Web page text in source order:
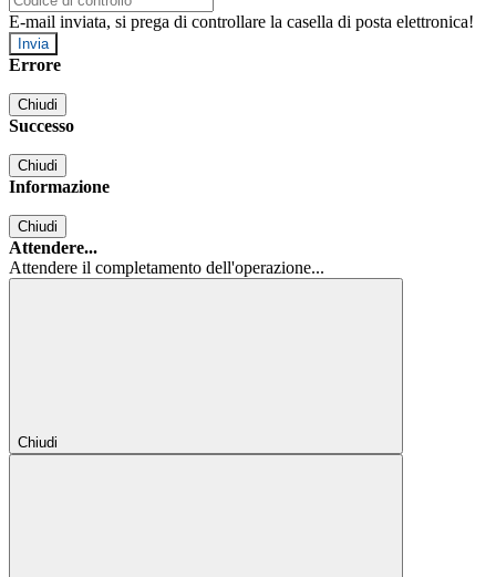
E-mail inviata, si prega di controllare la casella di posta elettronica!
Errore
Chiudi
Successo
Chiudi
Informazione
Chiudi
Attendere...
Attendere il completamento dell'operazione...
Chiudi